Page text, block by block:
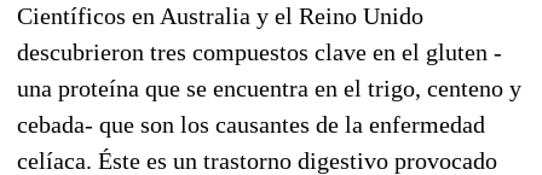
Científicos en Australia y el Reino Unido
descubrieron tres compuestos clave en el gluten -
una proteína que se encuentra en el trigo, centeno y
cebada- que son los causantes de la enfermedad
celíaca. Éste es un trastorno digestivo provocado